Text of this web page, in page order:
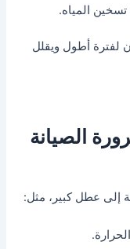
المياه.
لفترة أطول ويقلل
الصيانة
إلى عطل كبير، مثل: